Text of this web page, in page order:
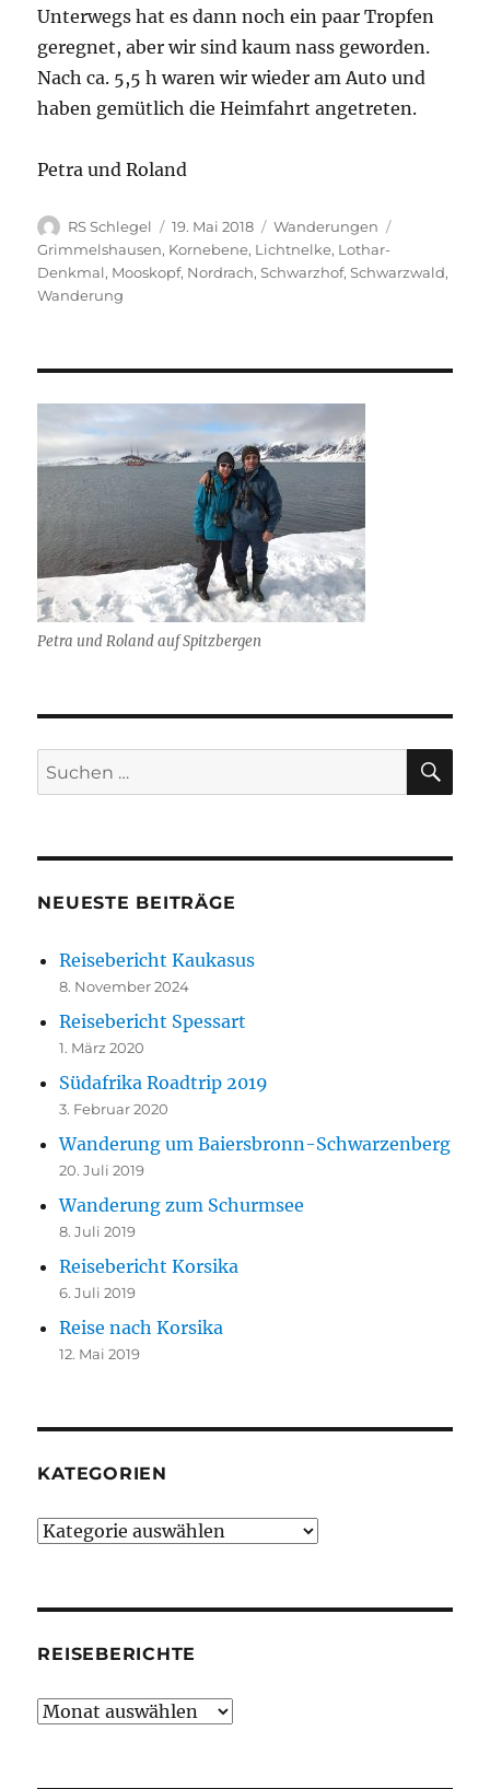
Unterwegs hat es dann noch ein paar Tropfen
geregnet, aber wir sind kaum nass geworden.
Nach ca. 5,5 h waren wir wieder am Auto und
haben gemütlich die Heimfahrt angetreten.
Petra und Roland
Autor
RS Schlegel
Veröffentlicht
am
19. Mai 2018 Kategorien
Wanderungen
Grimmelshausen, Kornebene, Lichtnelke, Lothar-
Denkmal, Mooskopf, Nordrach,Schwarzhof,Schwarzwald,
Wanderung
Petra und Roland auf Spitzbergen
Suchen
nach:
NEUESTE BEITRÄGE
Reisebericht Kaukasus
8. November 2024
Reisebericht Spessart
1. März 2020
Südafrika Roadtrip 2019
3. Februar 2020
Wanderung um Baiersbronn-Schwarzenberg
20. Juli 2019
Wanderung zum Schurmsee
8. Juli 2019
Reisebericht Korsika
6. Juli 2019
Reise nach Korsika
12. Mai 2019
KATEGORIEN
Kategorien
REISEBERICHTE
Reiseberichte